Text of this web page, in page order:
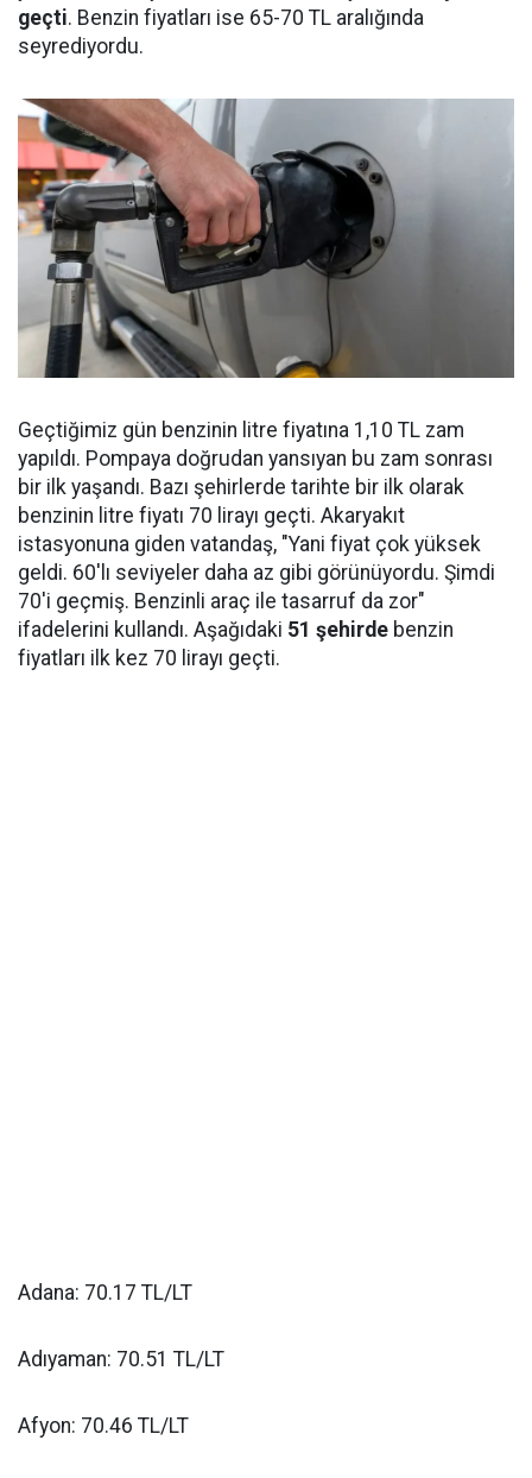
geçti. Benzin fiyatları ise 65-70 TL aralığında
seyrediyordu.
Geçtiğimiz gün benzinin litre fiyatına 1,10 TL zam
yapıldı. Pompaya doğrudan yansıyan bu zam sonrası
bir ilk yaşandı. Bazı şehirlerde tarihte bir ilk olarak
benzinin litre fiyatı 70 lirayı geçti. Akaryakıt
istasyonuna giden vatandaş, "Yani fiyat çok yüksek
geldi. 60'lı seviyeler daha az gibi görünüyordu. Şimdi
70'i geçmiş. Benzinli araç ile tasarruf da zor"
ifadelerini kullandı. Aşağıdaki 51 şehirde benzin
fiyatları ilk kez 70 lirayı geçti.
Adana: 70.17 TL/LT
Adıyaman: 70.51 TL/LT
Afyon: 70.46 TL/LT